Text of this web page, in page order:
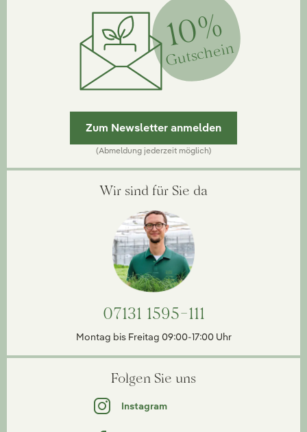
10%
Gutschein
Zum Newsletter anmelden
(Abmeldung jederzeit möglich)
Wir sind für Sie da
07131 1595-111
Montag bis Freitag 09:00-17:00 Uhr
Folgen Sie uns
Instagram